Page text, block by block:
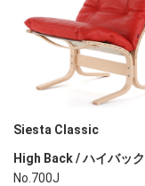
Siesta Classic
High Back / ハイバック
No.700J